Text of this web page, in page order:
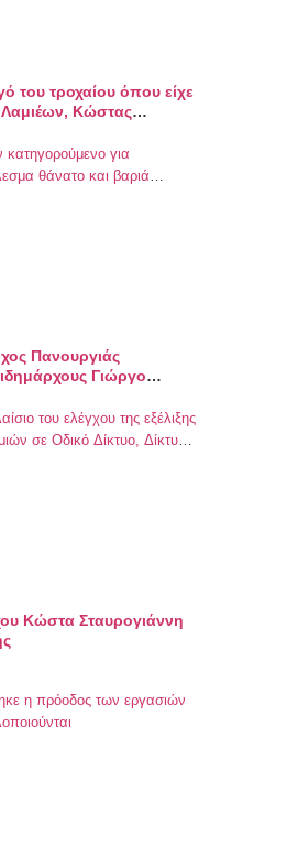
του τροχαίου όπου είχε
Λαμιέων, Κώστας
κατηγορούμενο για
θάνατο και βαριά
Πανουργιάς
Γιώργο
του ελέγχου της εξέλιξης
σε Οδικό Δίκτυο, Δίκτυο
Κώστα Σταυρογιάννη
η πρόοδος των εργασιών